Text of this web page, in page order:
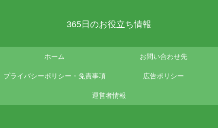
365日のお役立ち情報
ホーム お問い合わせ先
プライバシーポリシー・免責事項 広告ポリシー
運営者情報